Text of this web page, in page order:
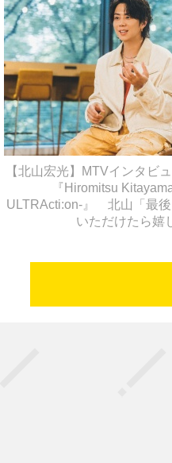
【北山宏光】MTVインタビ
『Hiromitsu
ULTRActi:on-』 北山「最
いただけたら嬉